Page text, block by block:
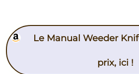
Le Manual Weeder
prix, ici !